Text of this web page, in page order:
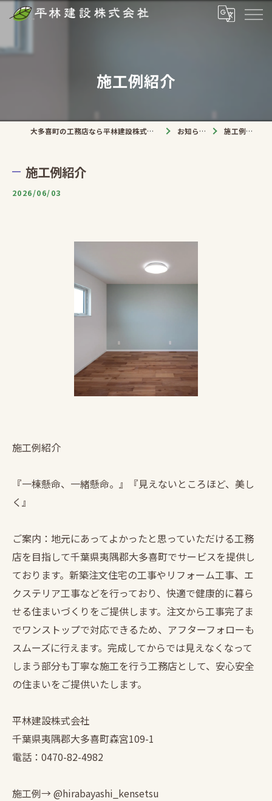
施工例紹介
大多喜町の工務店なら平林建設株式会社 お知らせ 施工例紹介
施工例紹介
2026/06/03
施工例紹介
『一棟懸命、一緒懸命。』『見えないところほど、美し
く』
ご案内：地元にあってよかったと思っていただける工務
店を目指して千葉県夷隅郡大多喜町でサービスを提供し
ております。新築注文住宅の工事やリフォーム工事、エ
クステリア工事などを行っており、快適で健康的に暮ら
せる住まいづくりをご提供します。注文から工事完了ま
でワンストップで対応できるため、アフターフォローも
スムーズに行えます。完成してからでは見えなくなって
しまう部分も丁寧な施工を行う工務店として、安心安全
の住まいをご提供いたします。
平林建設株式会社
千葉県夷隅郡大多喜町森宮109-1
電話：0470-82-4982
施工例→ @hirabayashi_kensetsu